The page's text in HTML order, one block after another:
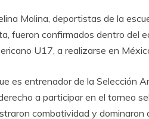
Molina, deportistas de la
fueron confirmados dentro del
U17, a realizarse en
es entrenador de la Selección
a participar en el torneo
combatividad y dominaron